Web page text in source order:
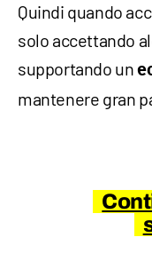
Quindi quando
solo accettando
supportando un
mantenere gran